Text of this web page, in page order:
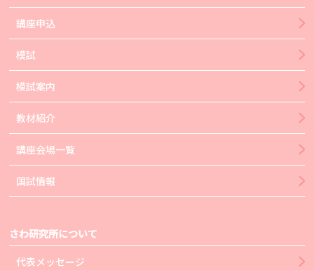
講座申込
模試
模試案内
教材紹介
講座会場一覧
国試情報
さわ研究所について
代表メッセージ